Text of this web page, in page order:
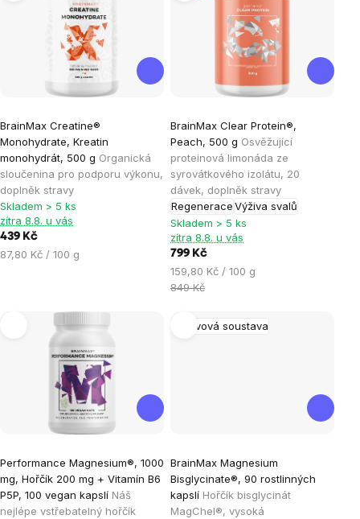
produktů
BrainMax Creatine®
Monohydrate, Kreatin
monohydrát, 500 g Organická
sloučenina pro podporu výkonu,
doplněk stravy
hodnocení
produktu
je
4,9
z
5
hvězdiček.
Skladem > 5 ks
zítra 8.8. u vás
439 Kč
Měrná
87,80 Kč / 100 g
BrainMax Clear Protein®,
Peach, 500 g Osvěžující
proteinová limonáda ze
syrovátkového izolátu, 20
dávek, doplněk stravy
RegeneraceVýživa svalů
hodnocení
produktu
je
3,7
z
5
hvězdiček.
Skladem > 5 ks
zítra 8.8. u vás
799 Kč
Měrná
cena:
159,80 Kč / 100 g
849 Kč
Performance Magnesium®, 1000
mg, Hořčík 200 mg + Vitamín B6
P5P, 100 vegan kapslí Náš
nejlépe vstřebatelný hořčík
hodnocení
produktu
je
Nervová soustava
BrainMax Magnesium
Bisglycinate®, 90 rostlinných
kapslí Hořčík bisglycinát
MagChel®, vysoká
hodnocení
produktu
je